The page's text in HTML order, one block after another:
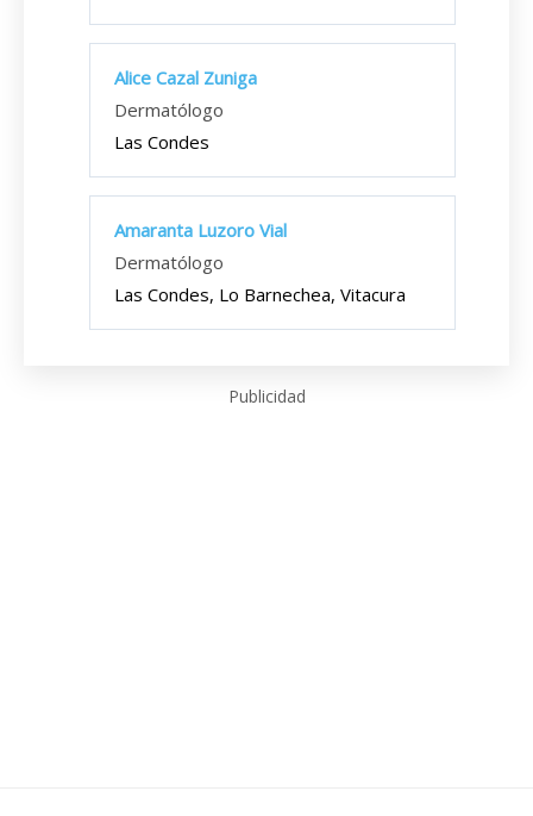
Alice Cazal Zuniga
Dermatólogo
Las Condes
Amaranta Luzoro Vial
Dermatólogo
Las Condes, Lo Barnechea, Vitacura
Publicidad